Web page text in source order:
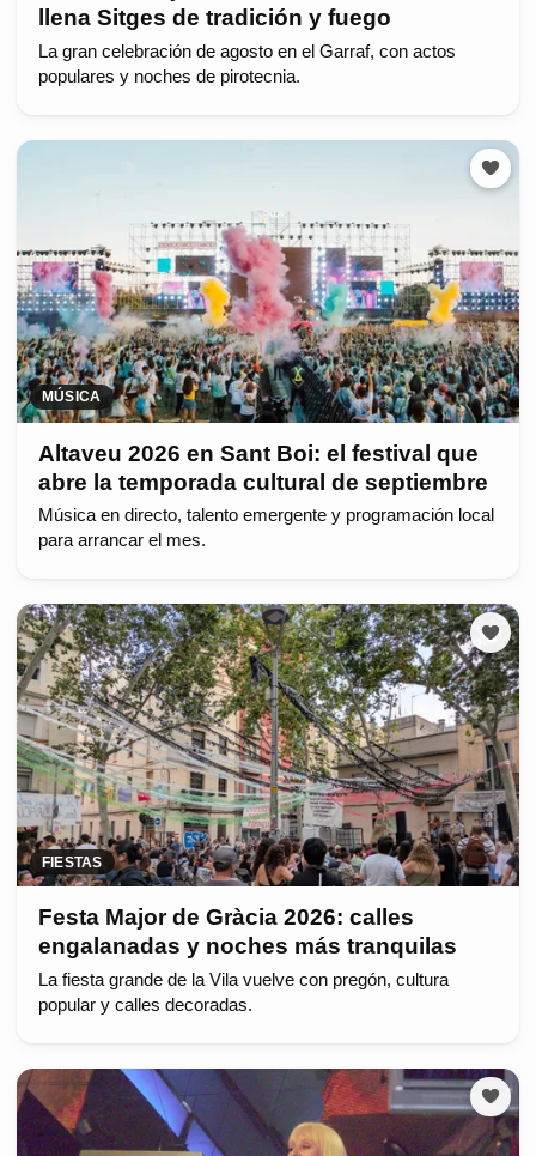
llena Sitges de tradición y fuego
La gran celebración de agosto en el Garraf, con actos
populares y noches de pirotecnia.
MÚSICA
Altaveu 2026 en Sant Boi: el festival que
abre la temporada cultural de septiembre
Música en directo, talento emergente y programación local
para arrancar el mes.
FIESTAS
Festa Major de Gràcia 2026: calles
engalanadas y noches más tranquilas
La fiesta grande de la Vila vuelve con pregón, cultura
popular y calles decoradas.